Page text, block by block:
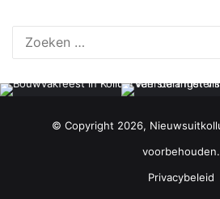
© Copyright 2026,
voorbehouden.
Privacybeleid